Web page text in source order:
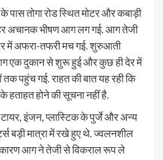
तोगा रोड स्थित मोटर और कबाड़ी
अचानक भीषण आग लग गई. आग तेजी
में अफरा-तफरी मच गई. शुरुआती
एक दुकान से शुरू हुई और कुछ ही देर में
पहुंच गई. राहत की बात यह रही कि
हताहत होने की सूचना नहीं है.
टायर, इंजन, प्लास्टिक के पुर्जे और अन्य
बड़ी मात्रा में रखे हुए थे. ज्वलनशील
आग ने तेजी से विकराल रूप ले